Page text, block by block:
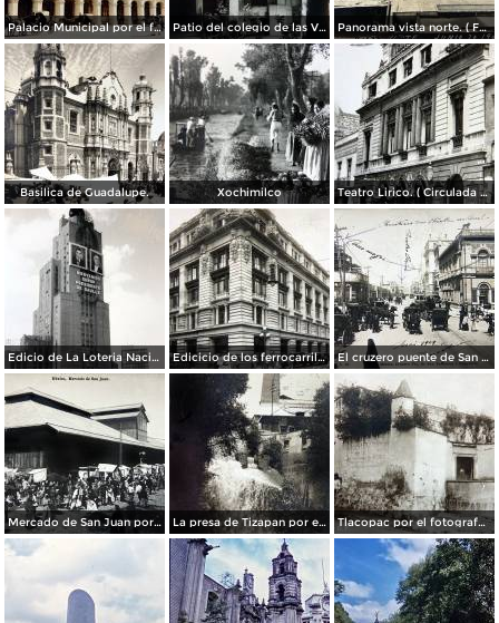
Palacio Municipal por el fotografo Hugo Brehme.. Patio del colegio de las Vizcainas por el fotografo Hugo Brehme. Panorama vista norte. ( Fechada el 20 de Junio de 1905 ).
Basilica de Guadalupe. Xochimilco Teatro Lirico. ( Circulada el 1 de Agosto de 1926 ).
Edicio de La Loteria Nacional Ciudad de México Abril de 1964 Edicicio de los ferrocarriles. El cruzero puente de San Francisco y Guardiola por el fotografo Felix Miret.
Mercado de San Juan por el fotografo Felix Miret La presa de Tizapan por el fotografo Fernando Kososky. ( Circulada el 22 de Diembre de 1910 ). Tlacopac por el fotografo Hugo Brehme.